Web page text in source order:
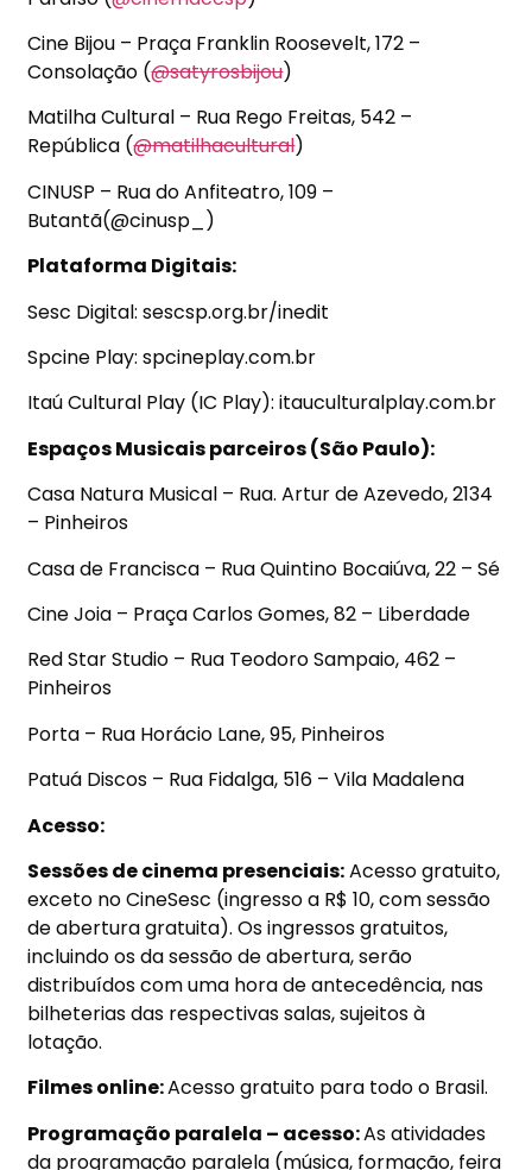
Cine Bijou – Praça Franklin Roosevelt, 172 –
Consolação (@satyrosbijou)
Matilha Cultural – Rua Rego Freitas, 542 –
República (@matilhacultural)
CINUSP – Rua do Anfiteatro, 109 –
Butantã(@cinusp_)
Plataforma Digitais:
Sesc Digital:sescsp.org.br/inedit
Spcine Play:spcineplay.com.br
Itaú Cultural Play (IC Play):itauculturalplay.com.br
Espaços Musicais parceiros (São Paulo):
Casa Natura Musical – Rua. Artur de Azevedo, 2134
– Pinheiros
Casa de Francisca – Rua Quintino Bocaiúva, 22 – Sé
Cine Joia – Praça Carlos Gomes, 82 – Liberdade
Red Star Studio – Rua Teodoro Sampaio, 462 –
Pinheiros
Porta – Rua Horácio Lane, 95, Pinheiros
Patuá Discos – Rua Fidalga, 516 – Vila Madalena
Acesso:
Sessões de cinema presenciais:Acesso gratuito,
exceto no CineSesc (ingresso a R$ 10, com sessão
de abertura gratuita). Os ingressos gratuitos,
incluindo os da sessão de abertura, serão
distribuídos com uma hora de antecedência, nas
bilheterias das respectivas salas, sujeitos à
lotação.
Filmes online:Acesso gratuito para todo o Brasil.
Programação paralela – acesso:As atividades
da programação paralela (música, formação, feira